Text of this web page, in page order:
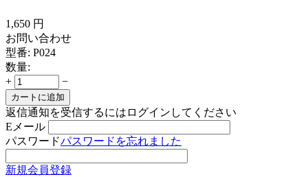
1,650 円
お問い合わせ
型番: P024
数量:
+
−
カートに追加
返信通知を受信するにはログインしてください
Eメール
パスワードパスワードを忘れました
新規会員登録